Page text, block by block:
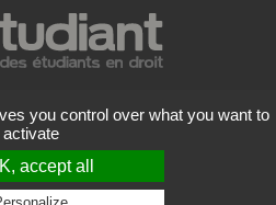
légales
confidentialité
d'utilisation
des forums
you control over what you want to
activate
accept all